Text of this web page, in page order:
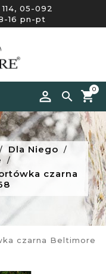
05-092
16 pn-pt

0
Dla Niego
czarna